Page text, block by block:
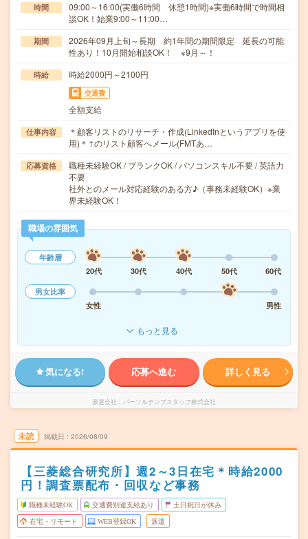
時間
09:00～16:00(実働6時間 休憩1時間)※実働6時間で時間相
談OK！始業9:00～11:00…
期間
2026年09月上旬～長期 約1年間の期間限定 延長の可能
性あり！10月開始相談OK！ ※9月～！
時給 時給2000円～2100円
交通費
全額支給
仕事内容
＊顧客リストのリサーチ・作成(LinkedInというアプリを使
用)＊↑のリスト顧客へメール(FMTあ…
応募資格
職種未経験OK / ブランクOK / パソコンスキル不要 / 英語力
不要
社外とのメール対応経験のある方♪（事務未経験OK）※業
界未経験OK！
職場の雰囲気
年齢層
20代
30代 40代 50代
60代
男女比率
女性
男性
もっと見る
気になる! 応募へ進む 詳しく見る
派遣会社 パーソルテンプスタッフ株式会社
未読 掲載日 2026/08/09
【三菱総合研究所】週2～3日在宅＊時給2000
円！調査票配布・回収など事務
職種未経験OK 交通費別途支給あり 土日祝日が休み
在宅・リモート WEB登録OK 派遣